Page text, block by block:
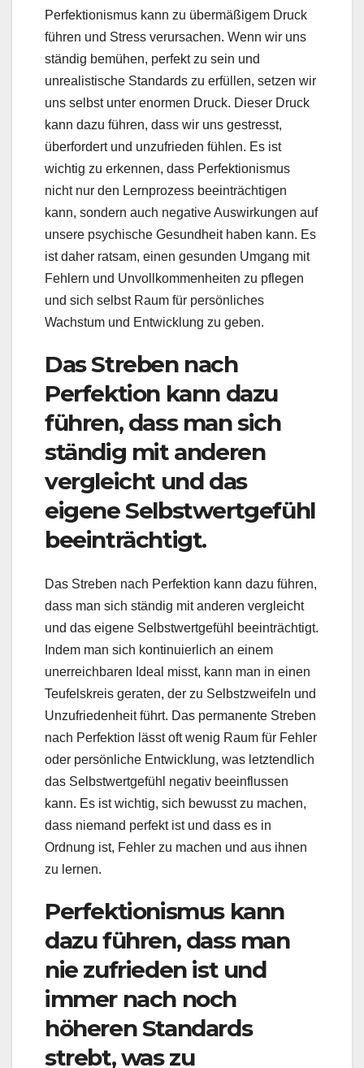
Perfektionismus kann zu übermäßigem Druck
führen und Stress verursachen. Wenn wir uns
ständig bemühen, perfekt zu sein und
unrealistische Standards zu erfüllen, setzen wir
uns selbst unter enormen Druck. Dieser Druck
kann dazu führen, dass wir uns gestresst,
überfordert und unzufrieden fühlen. Es ist
wichtig zu erkennen, dass Perfektionismus
nicht nur den Lernprozess beeinträchtigen
kann, sondern auch negative Auswirkungen auf
unsere psychische Gesundheit haben kann. Es
ist daher ratsam, einen gesunden Umgang mit
Fehlern und Unvollkommenheiten zu pflegen
und sich selbst Raum für persönliches
Wachstum und Entwicklung zu geben.
Das Streben nach
Perfektion kann dazu
führen, dass man sich
ständig mit anderen
vergleicht und das
eigene Selbstwertgefühl
beeinträchtigt.
Das Streben nach Perfektion kann dazu führen,
dass man sich ständig mit anderen vergleicht
und das eigene Selbstwertgefühl beeinträchtigt.
Indem man sich kontinuierlich an einem
unerreichbaren Ideal misst, kann man in einen
Teufelskreis geraten, der zu Selbstzweifeln und
Unzufriedenheit führt. Das permanente Streben
nach Perfektion lässt oft wenig Raum für Fehler
oder persönliche Entwicklung, was letztendlich
das Selbstwertgefühl negativ beeinflussen
kann. Es ist wichtig, sich bewusst zu machen,
dass niemand perfekt ist und dass es in
Ordnung ist, Fehler zu machen und aus ihnen
zu lernen.
Perfektionismus kann
dazu führen, dass man
nie zufrieden ist und
immer nach noch
höheren Standards
strebt, was zu